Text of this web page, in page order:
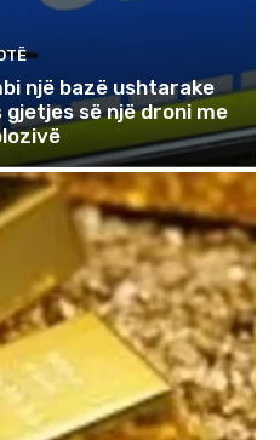
një bazë ushtarake
së një droni me